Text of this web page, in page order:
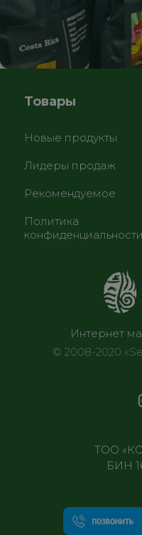
Товары
Новые продукты
Лидеры продаж
Рекомендуемое
Политика
конфиденциальности
Интернет
© 2008-2020
ТОО
БИН